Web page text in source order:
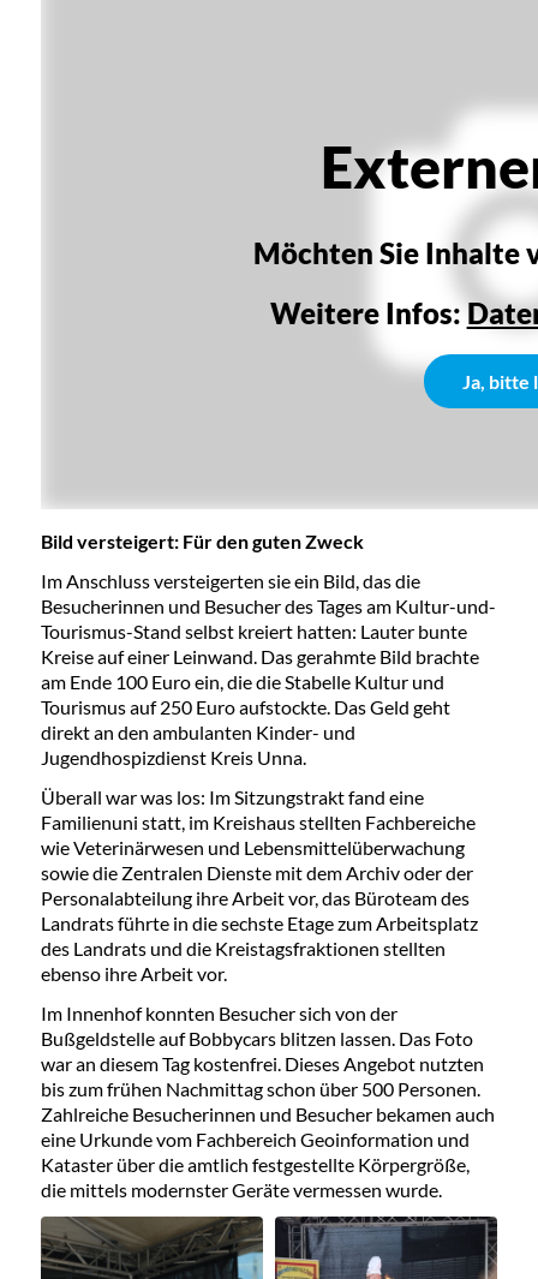
Möchten Sie Inhalte
Weitere Infos:
Ja, bitte
Bild versteigert: Für den guten Zweck
Im Anschluss versteigerten sie ein Bild, das die
Besucherinnen und Besucher des Tages am Kultur-und-
Tourismus-Stand selbst kreiert hatten: Lauter bunte
Kreise auf einer Leinwand. Das gerahmte Bild brachte
am Ende 100 Euro ein, die die Stabelle Kultur und
Tourismus auf 250 Euro aufstockte. Das Geld geht
direkt an den ambulanten Kinder- und
Jugendhospizdienst Kreis Unna.
Überall war was los: Im Sitzungstrakt fand eine
Familienuni statt, im Kreishaus stellten Fachbereiche
wie Veterinärwesen und Lebensmittelüberwachung
sowie die Zentralen Dienste mit dem Archiv oder der
Personalabteilung ihre Arbeit vor, das Büroteam des
Landrats führte in die sechste Etage zum Arbeitsplatz
des Landrats und die Kreistagsfraktionen stellten
ebenso ihre Arbeit vor.
Im Innenhof konnten Besucher sich von der
Bußgeldstelle auf Bobbycars blitzen lassen. Das Foto
war an diesem Tag kostenfrei. Dieses Angebot nutzten
bis zum frühen Nachmittag schon über 500 Personen.
Zahlreiche Besucherinnen und Besucher bekamen auch
eine Urkunde vom Fachbereich Geoinformation und
Kataster über die amtlich festgestellte Körpergröße,
die mittels modernster Geräte vermessen wurde.